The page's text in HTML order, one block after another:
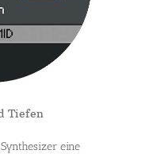
Tiefen
eine